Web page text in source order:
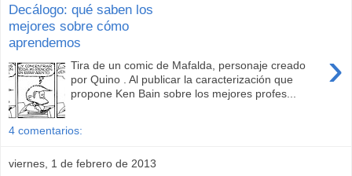
Decálogo: qué saben los
mejores sobre cómo
aprendemos
›
Tira de un comic de Mafalda, personaje creado
por Quino . Al publicar la caracterización que
propone Ken Bain sobre los mejores profes...
4 comentarios:
viernes, 1 de febrero de 2013